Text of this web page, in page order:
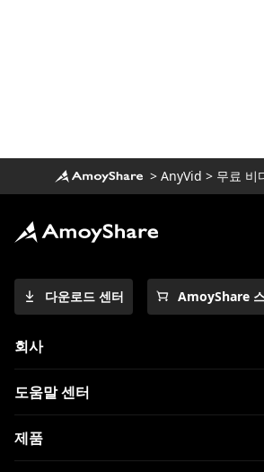
영화를 볼 수있는 놀라운
[2023]
WatchSeries 대안
대안
KissCartoon 대안 상위 10 개 :
Hulu 재생 실패에 대한 솔루션
10 사이트
> AnyVid > 무료 비
다운로드 센터 AmoyShare
회사
도움말 센터
제품